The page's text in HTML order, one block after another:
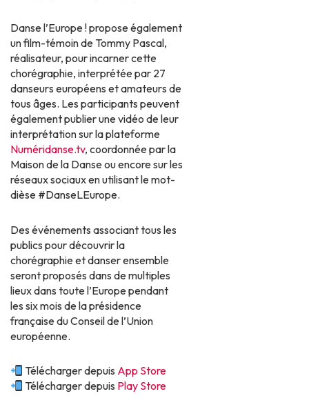
Danse l’Europe ! propose également
un film-témoin de Tommy Pascal,
réalisateur, pour incarner cette
chorégraphie, interprétée par 27
danseurs européens et amateurs de
tous âges. Les participants peuvent
également publier une vidéo de leur
interprétation sur la plateforme
Numéridanse.tv, coordonnée par la
Maison de la Danse ou encore sur les
réseaux sociaux en utilisant le mot-
dièse #DanseLEurope.
Des événements associant tous les
publics pour découvrir la
chorégraphie et danser ensemble
seront proposés dans de multiples
lieux dans toute l’Europe pendant
les six mois de la présidence
française du Conseil de l’Union
européenne.
Télécharger depuis App Store
Télécharger depuis Play Store